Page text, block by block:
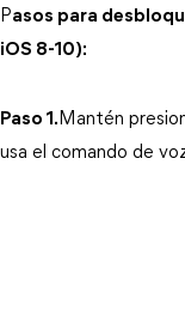
Pasos para
iOS 8-10):
Paso 1. Mantén
usa el comando de